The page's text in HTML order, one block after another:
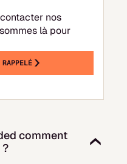
nos
là pour
comment